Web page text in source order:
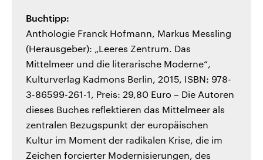
Buchtipp:
Anthologie Franck Hofmann, Markus Messling
(Herausgeber): „Leeres Zentrum. Das
Mittelmeer und die literarische Moderne“,
Kulturverlag Kadmons Berlin, 2015, ISBN: 978-
3-86599-261-1, Preis: 29,80 Euro – Die Autoren
dieses Buches reflektieren das Mittelmeer als
zentralen Bezugspunkt der europäischen
Kultur im Moment der radikalen Krise, die im
Zeichen forcierter Modernisierungen, des